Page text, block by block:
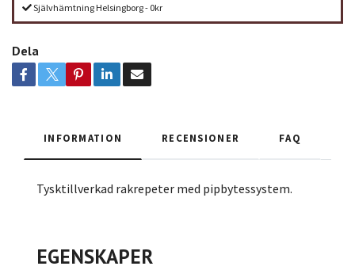
Självhämtning Helsingborg - 0kr
Dela
INFORMATION RECENSIONER FAQ
Tysktillverkad rakrepeter med pipbytessystem.
EGENSKAPER